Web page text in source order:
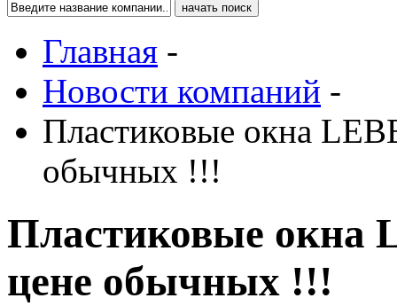
Главная -
Новости компаний -
Пластиковые окна
обычных !!!
Пластиковые окна
цене обычных !!!